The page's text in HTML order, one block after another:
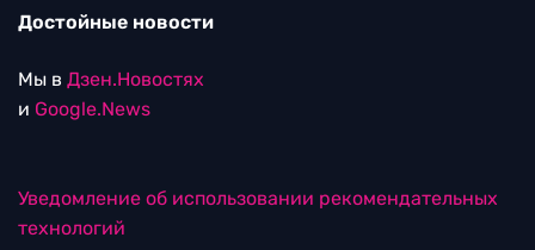
Достойные новости
Мы в Дзен.Новостях
и Google.News
Уведомление об использовании рекомендательных
технологий